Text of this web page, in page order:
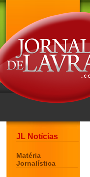
JL Notícias
Matéria
Jornalística